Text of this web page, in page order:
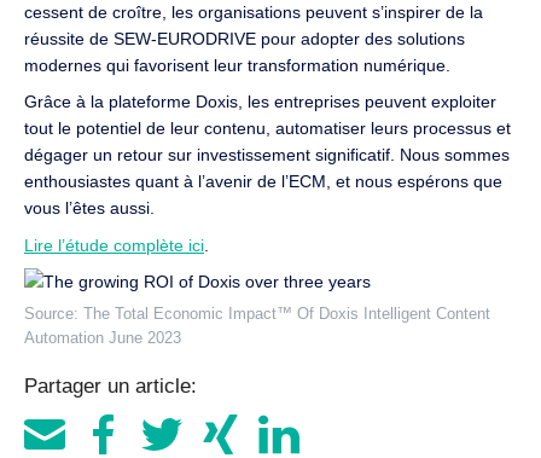
cessent de croître, les organisations peuvent s’inspirer de la
réussite de SEW-EURODRIVE pour adopter des solutions
modernes qui favorisent leur transformation numérique.
Grâce à la plateforme Doxis, les entreprises peuvent exploiter
tout le potentiel de leur contenu, automatiser leurs processus et
dégager un retour sur investissement significatif. Nous sommes
enthousiastes quant à l’avenir de l’ECM, et nous espérons que
vous l’êtes aussi.
Lire l’étude complète ici
Source: The Total Economic Impact™ Of Doxis Intelligent Content
Automation June 2023
Partager un article: